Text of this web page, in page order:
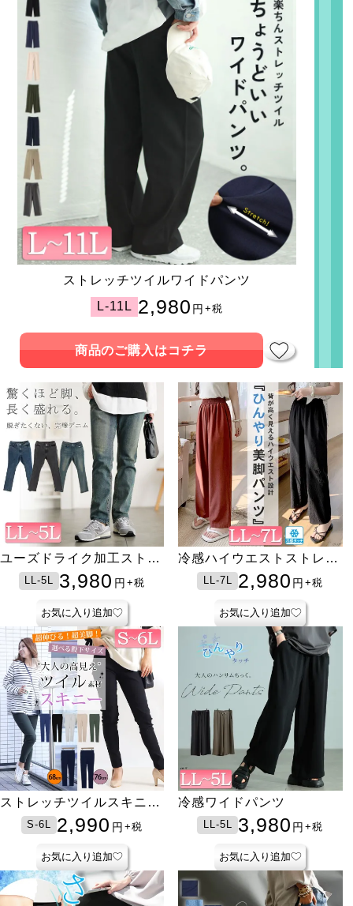
ストレッチツイルワイドパンツ
L-11L 2,980 円 +税
商品のご購入はコチラ
ユーズドライク加工ストレ
ッチスキニーパンツ
LL-5L 3,980 円 +税
お気に入り追加
冷感ハイウエストストレー
トパンツ
LL-7L 2,980 円 +税
お気に入り追加
ストレッチツイルスキニー
パンツ【低身長さんサイズ
有】
S-6L 2,990 円 +税
お気に入り追加
冷感ワイドパンツ
LL-5L 3,980 円 +税
お気に入り追加